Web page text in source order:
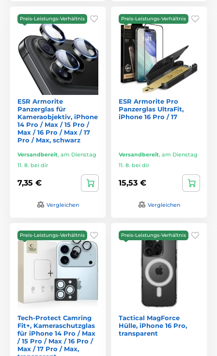
Preis-Leistungs-Verhältnis
ESR Armorite
Panzerglas für
Kameraobjektiv, iPhone
14 Pro / Max / 15 Pro /
Max / 16 Pro / Max / 17
Pro / Max, schwarz
Versandbereit, am Dienstag
11. 8. bei dir
7,35 €
Vergleichen
Preis-Leistungs-Verhältnis
ESR Armorite Pro
Panzerglas UltraFit,
iPhone 16 Pro / 17
Versandbereit, am Dienstag
11. 8. bei dir
15,53 €
Vergleichen
Preis-Leistungs-Verhältnis
Tech-Protect Camring
Fit+, Kameraschutzglas
für iPhone 14 Pro / Max
/ 15 Pro / Max / 16 Pro /
Max / 17 Pro / Max,
Preis-Leistungs-Verhältnis
Tactical MagForce
Hülle, iPhone 16 Pro,
transparent